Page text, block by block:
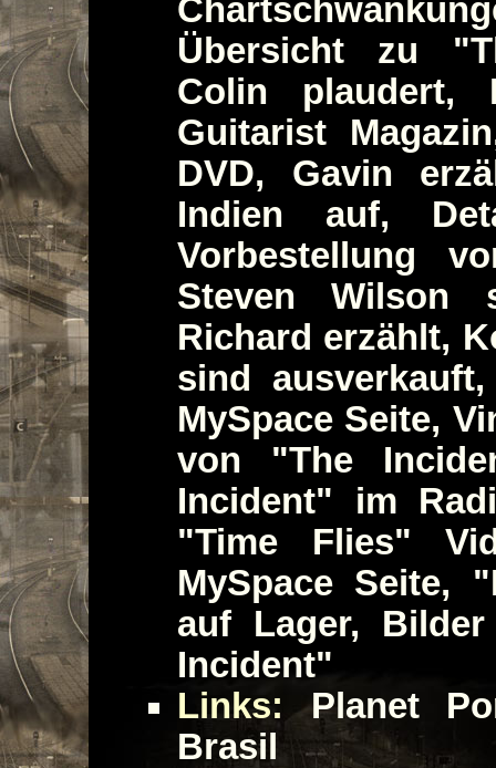
Übersicht zu
Colin plaudert,
Guitarist
DVD, Gavin
Indien auf,
Vorbestellung
Steven Wilson
Richard erzählt,
sind
MySpace Seite,
von "The
Incident" im
"Time Flies"
MySpace Seite,
auf Lager,
Incident"
Links: Planet
Brasil